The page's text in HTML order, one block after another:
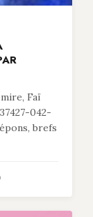
Faï
042-
brefs